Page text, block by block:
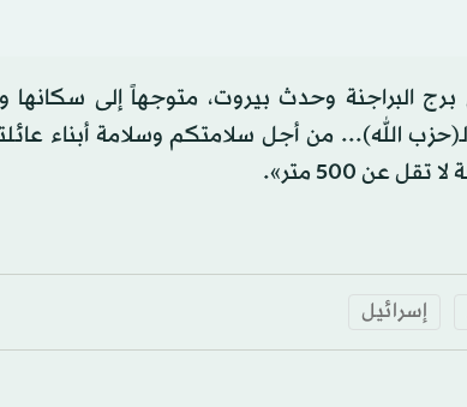
البراجنة وحدث بيروت، متوجهاً إلى سكانها
الله)... من أجل سلامتكم وسلامة أبناء
عن 500 متر».
إسرائيل